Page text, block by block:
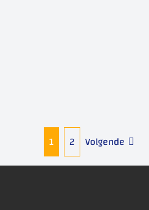
1 2 Volgende